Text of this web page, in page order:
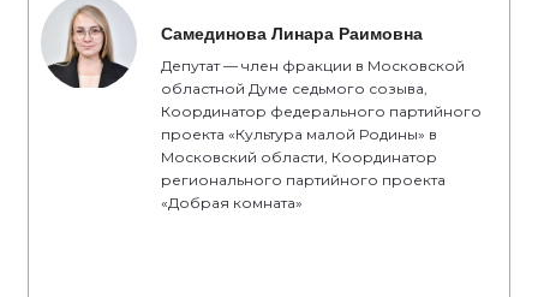
Самединова Линара Раимовна
Депутат — член фракции в Московской
областной Думе седьмого созыва,
Координатор федерального партийного
проекта «Культура малой Родины» в
Московский области, Координатор
регионального партийного проекта
«Добрая комната»